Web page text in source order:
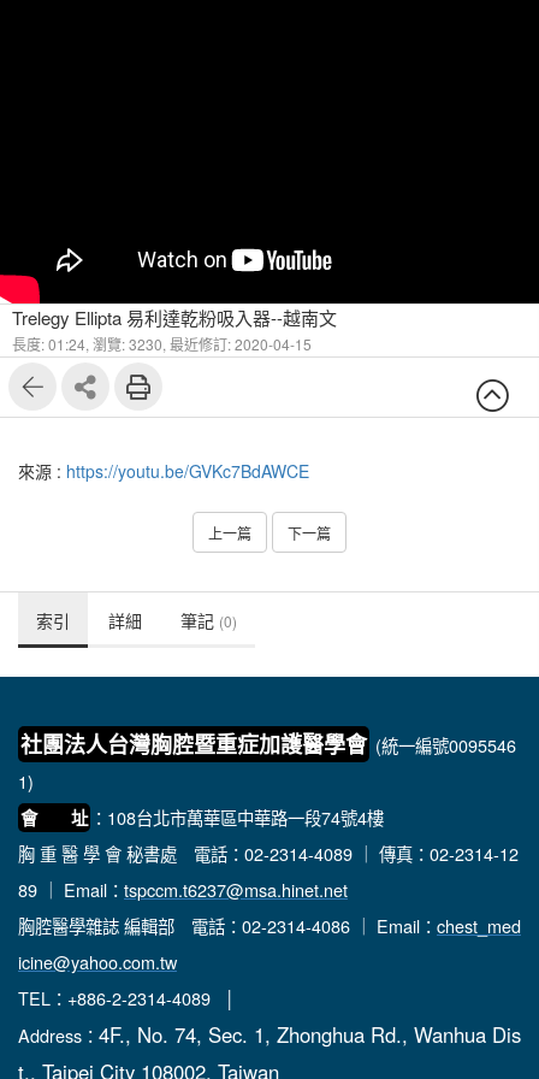
Trelegy Ellipta 易利達乾粉吸入器--越南文
長度: 01:24, 瀏覽: 3230, 最近修訂: 2020-04-15
來源 : https://youtu.be/GVKc7BdAWCE
上一篇 下一篇
索引 詳細 筆記 (0)
社團法人台灣胸腔暨重症加護醫學會 (統一編號0095546
1)
會 址 ：108台北市萬華區中華路一段74號4樓
胸 重 醫 學 會 秘書處 電話：02-2314-4089 ｜ 傳真：02-2314-12
89 ｜ Email： tspccm.t6237@msa.hinet.net
胸腔醫學雜誌 編輯部 電話：02-2314-4086 ｜ Email： chest_med
icine@yahoo.com.tw
TEL：+886-2-2314-4089 │
Address： 4F., No. 74, Sec. 1, Zhonghua Rd., Wanhua Dis
t., Taipei City 108002, Taiwan